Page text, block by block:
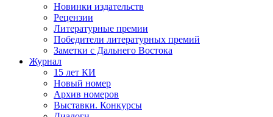
Новинки издательств
Рецензии
Литературные премии
Победители литературных премий
Заметки с Дальнего Востока
Журнал
15 лет КИ
Новый номер
Архив номеров
Выставки. Конкурсы